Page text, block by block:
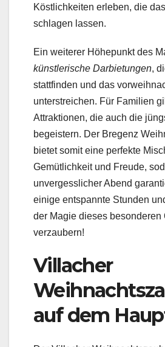
Köstlichkeiten erleben, die
schlagen lassen.
Ein weiterer Höhepunkt des
künstlerische Darbietungen,
stattfinden und das
unterstreichen. Für Familien
Attraktionen, die auch die
begeistern. Der Bregenz
bietet somit eine perfekte
Gemütlichkeit und Freude,
unvergesslicher Abend
einige entspannte Stunden
der Magie dieses besonderen
verzaubern!
Villacher
auf dem